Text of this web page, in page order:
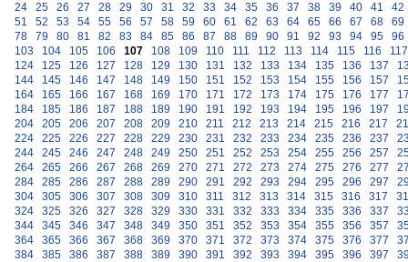
24
25 26 27 28 29 30 31 32 33 34 35 36 37 38 39 40 41
42
51
52 53 54 55 56 57 58 59 60 61 62 63 64 65 66 67 68
69
78
79 80 81 82 83 84 85 86 87 88 89 90 91 92 93 94 95
96
103
104 105 106 107 108 109 110 111 112 113 114 115 116
117
124
125 126 127 128 129 130 131 132 133 134 135 136 137
144
145 146 147 148 149 150 151 152 153 154 155 156 157
164
165 166 167 168 169 170 171 172 173 174 175 176 177
184
185 186 187 188 189 190 191 192 193 194 195 196 197
204
205 206 207 208 209 210 211 212 213 214 215 216 217
224
225 226 227 228 229 230 231 232 233 234 235 236 237
244
245 246 247 248 249 250 251 252 253 254 255 256 257
264
265 266 267 268 269 270 271 272 273 274 275 276 277
284
285 286 287 288 289 290 291 292 293 294 295 296 297
304
305 306 307 308 309 310 311 312 313 314 315 316 317
324
325 326 327 328 329 330 331 332 333 334 335 336 337
344
345 346 347 348 349 350 351 352 353 354 355 356 357
364
365 366 367 368 369 370 371 372 373 374 375 376 377
384
385 386 387 388 389 390 391 392 393 394 395 396 397